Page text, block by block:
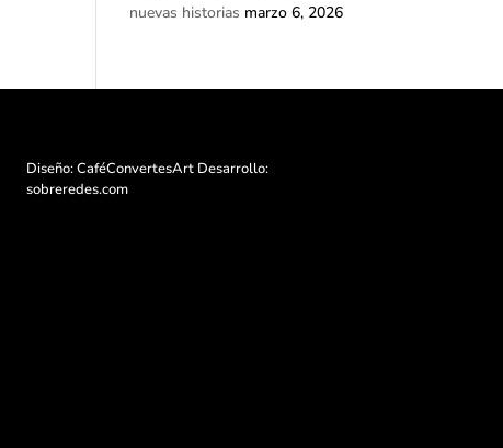
nuevas historias marzo 6, 2026
Diseño: CaféConvertesArt Desarrollo:
sobreredes.com